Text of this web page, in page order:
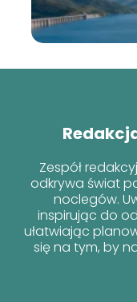
Zespół
odkrywa świat
noclegów.
inspirując do
ułatwiając
się na tym, by